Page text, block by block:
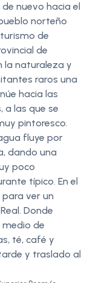
nuevo hacia el
norteño
de
de
la naturaleza y
raros una
hacia las
a las que se
pintoresco.
fluye por
dando una
poco
típico. En el
ver un
Donde
de
té, café y
y traslado al